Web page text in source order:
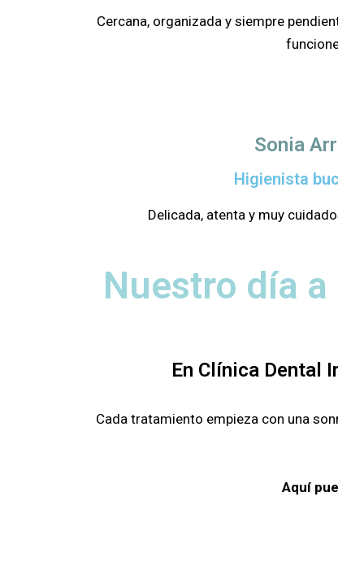
Cercana, organizada y siempre
Sonia
Higienista
Delicada, atenta y muy
Nuestro día
En Clínica Dental
Cada tratamiento empieza con una
Aquí